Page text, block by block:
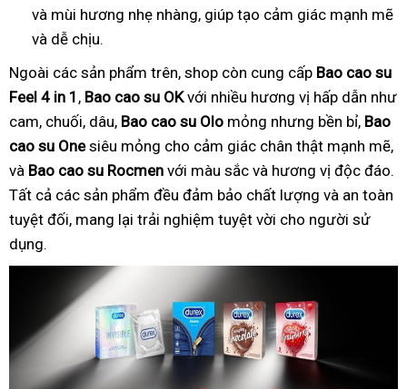
và mùi hương nhẹ nhàng, giúp tạo cảm giác mạnh mẽ
và dễ chịu.
Ngoài các sản phẩm trên, shop còn cung cấp Bao cao su
Feel 4 in 1 , Bao cao su OKvới nhiều hương vị hấp dẫn như
cam, chuối, dâu, Bao cao su Olo mỏng nhưng bền bỉ, Bao
cao su Onesiêu mỏng cho cảm giác chân thật mạnh mẽ,
và Bao cao su Rocmen với màu sắc và hương vị độc đáo.
Tất cả các sản phẩm đều đảm bảo chất lượng và an toàn
tuyệt đối, mang lại trải nghiệm tuyệt vời cho người sử
dụng.